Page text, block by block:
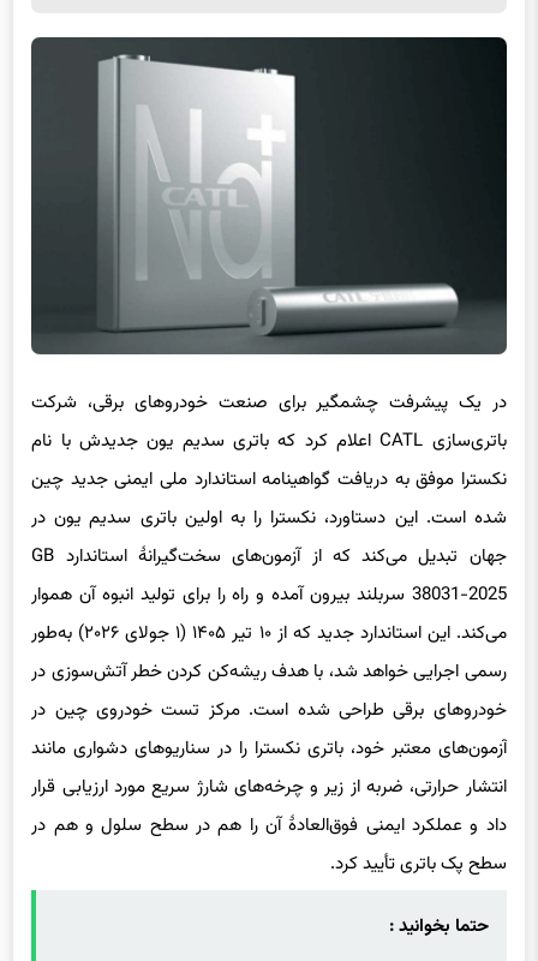
در یک پیشرفت چشمگیر برای صنعت خودروهای برقی، شرکت
باتری‌سازی CATL اعلام کرد که باتری سدیم یون جدیدش با نام
نکسترا موفق به دریافت گواهینامه استاندارد ملی ایمنی جدید چین
شده است. این دستاورد، نکسترا را به اولین باتری سدیم یون در
جهان تبدیل می‌کند که از آزمون‌های سخت‌گیرانهٔ استاندارد GB
38031-2025 سربلند بیرون آمده و راه را برای تولید انبوه آن هموار
می‌کند. این استاندارد جدید که از ۱۰ تیر ۱۴۰۵ (۱ جولای ۲۰۲۶) به‌طور
رسمی اجرایی خواهد شد، با هدف ریشه‌کن کردن خطر آتش‌سوزی در
خودروهای برقی طراحی شده است. مرکز تست خودروی چین در
آزمون‌های معتبر خود، باتری نکسترا را در سناریوهای دشواری مانند
انتشار حرارتی، ضربه از زیر و چرخه‌های شارژ سریع مورد ارزیابی قرار
داد و عملکرد ایمنی فوق‌العادهٔ آن را هم در سطح سلول و هم در
سطح پک باتری تأیید کرد.
حتما بخوانید :